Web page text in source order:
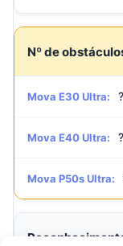
Nº de
Mova E30 Ultra: ?
Mova E40 Ultra: ?
Mova P50s Ultra: